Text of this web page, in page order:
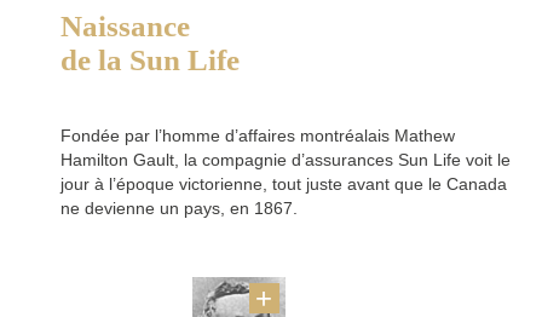
Naissance
de la Sun Life
Fondée par l’homme d’affaires montréalais Mathew
Hamilton Gault, la compagnie d’assurances Sun Life voit le
jour à l’époque victorienne, tout juste avant que le Canada
ne devienne un pays, en 1867.